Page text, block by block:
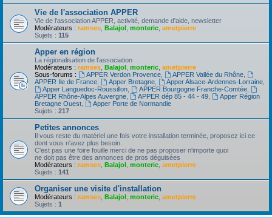
Vie de l'association APPER
Vie de l'association APPER, activité, demande d'aide, newsletter
Modérateurs : ramses Balajol monteric ametpierre
Sujets : 115
Apper en région
La régionalisation de l'association
Modérateurs : ramses Balajol monteric ametpierre
Sous-forums :
APPER Verdon Provence, APPER Vallée du Rhône,
APPER Ile de France
Apper Bretagne, Apper Alsace-Ardennes-Lorraine,
Apper Languedoc-Roussillon, APPER Bourgogne Franche-Comtée,
APPER Rhône-Alpes Auvergne
APPER dép 85 - 44 - 49,
Apper Région
Bretagne Ouest
Apper Porte de Normandie
Sujets : 217
Petites annonces
Il vous reste du matériel une fois votre installation terminée, proposez ici ce
dont vous n'avez plus besoin.
C'est pas une foire fouille merci de ne pas proposer n'importe quoi
ne doit pas être des annonces de pros déguisées
Modérateurs : ramses Balajol monteric ametpierre
Sujets : 141
Organiser une visite d'installation
Modérateurs : ramses Balajol monteric ametpierre
Sujets : 1